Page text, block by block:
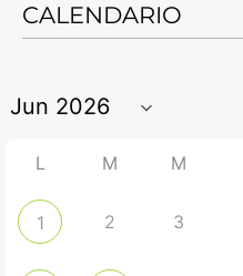
CALENDARIO
L M M
1 2 3